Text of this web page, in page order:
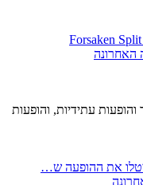
Forsaken
האחרונה
עתידיות, והופעות